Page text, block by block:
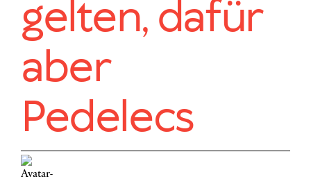
gelten, dafür
aber
Pedelecs